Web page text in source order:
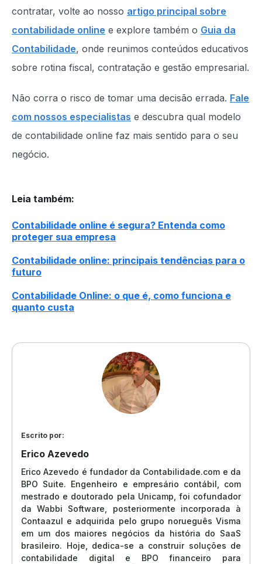
contratar, volte ao nosso artigo principal sobre
contabilidade online e explore também o Guia da
Contabilidade, onde reunimos conteúdos educativos
sobre rotina fiscal, contratação e gestão empresarial.
Não corra o risco de tomar uma decisão errada. Fale
com nossos especialistas e descubra qual modelo
de contabilidade online faz mais sentido para o seu
negócio.
Leia também:
Contabilidade online é segura? Entenda como
proteger sua empresa
Contabilidade online: principais tendências para o
futuro
Contabilidade Online: o que é, como funciona e
quanto custa
Escrito por:
Erico Azevedo
Erico Azevedo é fundador da Contabilidade.com e da
BPO Suite. Engenheiro e empresário contábil, com
mestrado e doutorado pela Unicamp, foi cofundador
da Wabbi Software, posteriormente incorporada à
Contaazul e adquirida pelo grupo norueguês Visma
em um dos maiores negócios da história do SaaS
brasileiro. Hoje, dedica-se a construir soluções de
contabilidade digital e BPO financeiro para